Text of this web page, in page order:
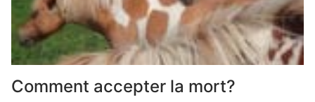
Comment accepter la mort?